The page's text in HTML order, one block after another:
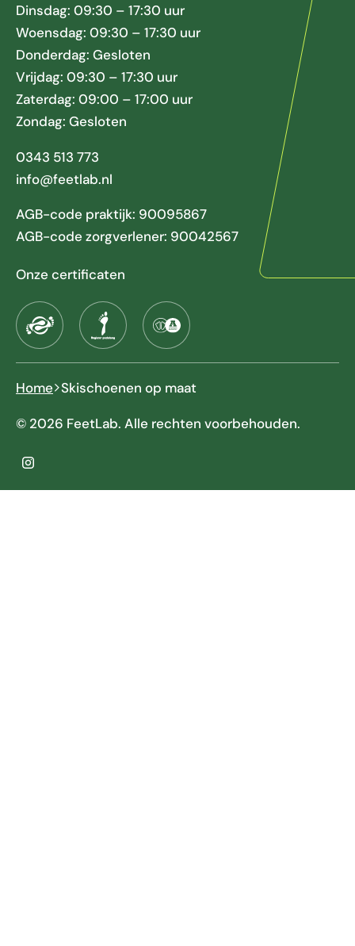
Dinsdag: 09:30 – 17:30 uur
Woensdag: 09:30 – 17:30 uur
Donderdag: Gesloten
Vrijdag: 09:30 – 17:30 uur
Zaterdag: 09:00 – 17:00 uur
Zondag: Gesloten
0343 513 773
info@feetlab.nl
AGB-code praktijk: 90095867
AGB-code zorgverlener: 90042567
Onze certificaten
Home Skischoenen op maat
© 2026 FeetLab. Alle rechten voorbehouden.